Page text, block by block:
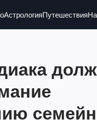
АстрологияПутешествия